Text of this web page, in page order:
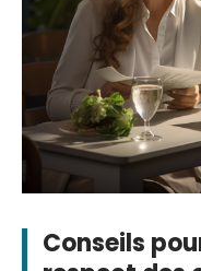
Conseils